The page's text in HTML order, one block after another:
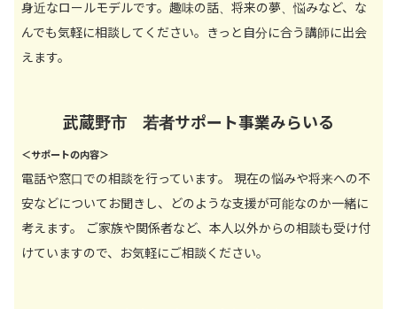
身近なロールモデルです。趣味の話、将来の夢、悩みなど、な
んでも気軽に相談してください。きっと自分に合う講師に出会
えます。
武蔵野市 若者サポート事業みらいる
＜サポートの内容＞
電話や窓口での相談を行っています。 現在の悩みや将来への不
安などについてお聞きし、どのような支援が可能なのか一緒に
考えます。 ご家族や関係者など、本人以外からの相談も受け付
けていますので、お気軽にご相談ください。